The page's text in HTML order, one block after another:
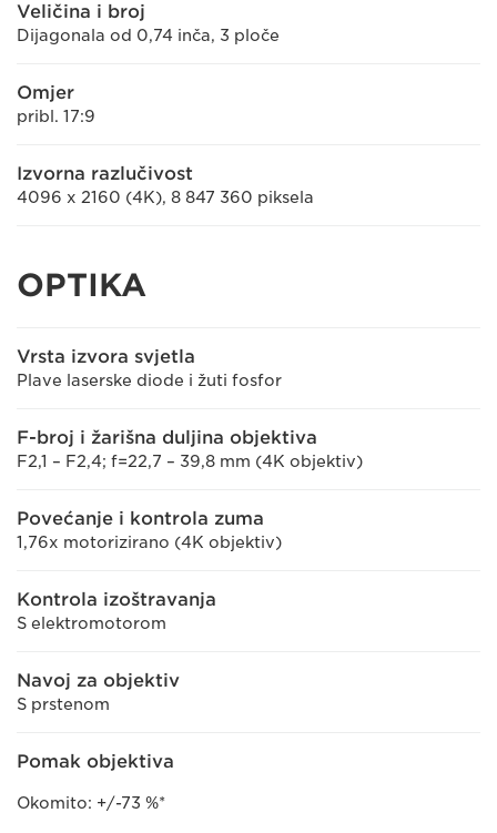
Veličina i broj
Dijagonala od 0,74 inča, 3 ploče
Omjer
pribl. 17:9
Izvorna razlučivost
4096 x 2160 (4K), 8 847 360 piksela
OPTIKA
Vrsta izvora svjetla
Plave laserske diode i žuti fosfor
F-broj i žarišna duljina objektiva
F2,1 – F2,4; f=22,7 – 39,8 mm (4K objektiv)
Povećanje i kontrola zuma
1,76x motorizirano (4K objektiv)
Kontrola izoštravanja
S elektromotorom
Navoj za objektiv
S prstenom
Pomak objektiva
Okomito: +/-73 %*